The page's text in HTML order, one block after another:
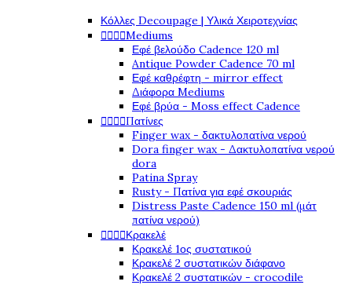
Κόλλες Decoupage | Υλικά Χειροτεχνίας
Mediums
Εφέ βελούδο Cadence 120 ml
Antique Powder Cadence 70 ml
Εφέ καθρέφτη - mirror effect
Διάφορα Mediums
Εφέ βρύα - Moss effect Cadence
Πατίνες
Finger wax - δακτυλοπατίνα νερού
Dora finger wax - Δακτυλοπατίνα νερού
dora
Patina Spray
Rusty - Πατίνα για εφέ σκουριάς
Distress Paste Cadence 150 ml (μάτ
πατίνα νερού)
Κρακελέ
Κρακελέ 1ος συστατικού
Κρακελέ 2 συστατικών διάφανο
Κρακελέ 2 συστατικών - crocodile